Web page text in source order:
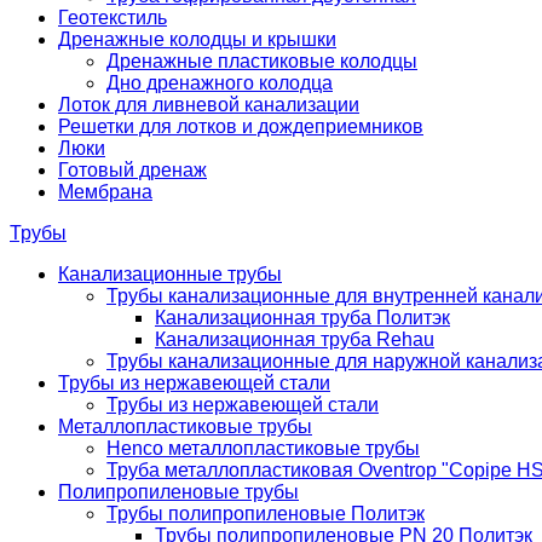
Геотекстиль
Дренажные колодцы и крышки
Дренажные пластиковые колодцы
Дно дренажного колодца
Лоток для ливневой канализации
Решетки для лотков и дождеприемников
Люки
Готовый дренаж
Мембрана
Трубы
Канализационные трубы
Трубы канализационные для внутренней
Канализационная труба Политэк
Канализационная труба Rehau
Трубы канализационные для наружной
Трубы из нержавеющей стали
Трубы из нержавеющей стали
Металлопластиковые трубы
Henco металлопластиковые трубы
Труба металлопластиковая Oventrop "Copipe
Полипропиленовые трубы
Трубы полипропиленовые Политэк
Трубы полипропиленовые PN 20 Политэк